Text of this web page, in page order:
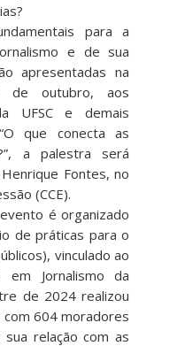
para a
e de sua
apresentadas na
de outubro, aos
UFSC e demais
que conecta as
a palestra será
Fontes, no
(CCE).
é organizado
de práticas para o
vinculado ao
em Jornalismo da
de 2024 realizou
604 moradores
relação com as